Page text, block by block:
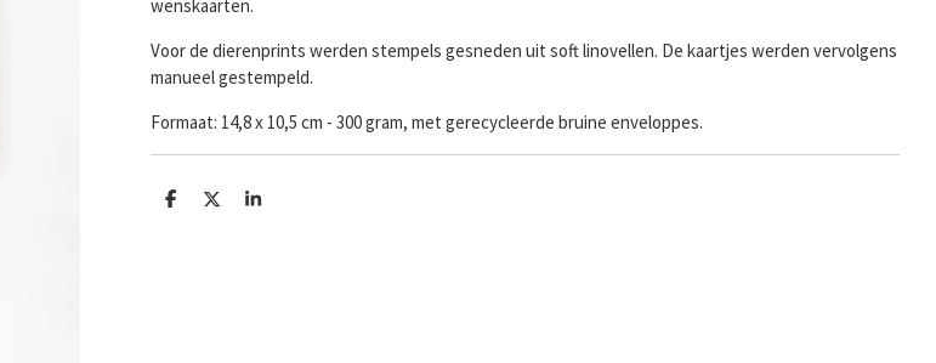
wenskaarten.
Voor de dierenprints werden stempels gesneden uit soft linovellen. De kaartjes werden vervolgens
manueel gestempeld.
Formaat: 14,8 x 10,5 cm - 300 gram, met gerecycleerde bruine enveloppes.
D
D
S